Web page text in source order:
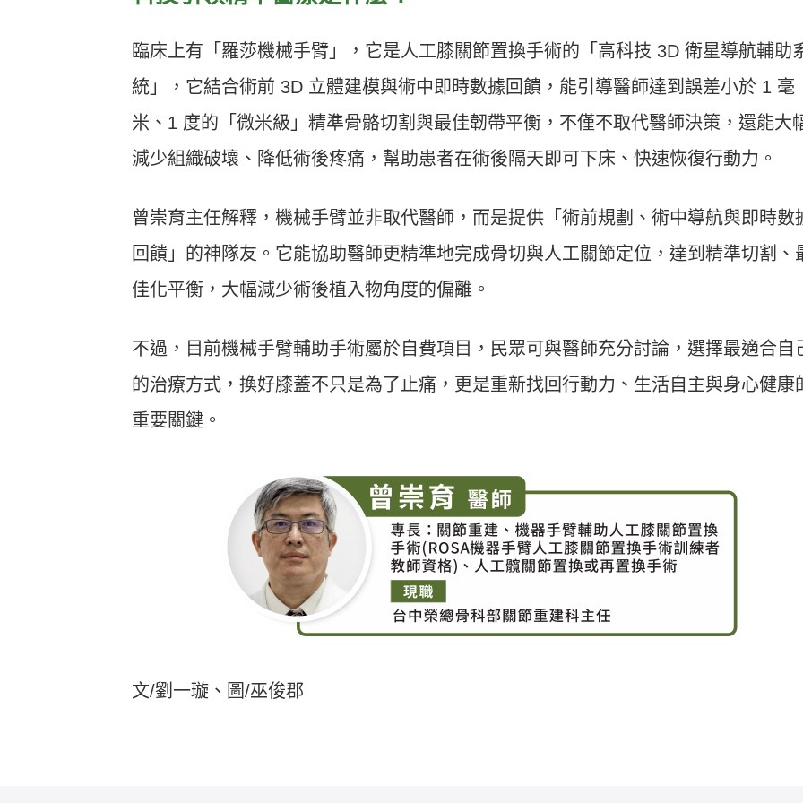
臨床上有「羅莎機械手臂」，它是人工膝關節置換手術的「高科技 3D 衛星導航輔助
統」，它結合術前 3D 立體建模與術中即時數據回饋，能引導醫師達到誤差小於 1 毫
米、1 度的「微米級」精準骨骼切割與最佳韌帶平衡，不僅不取代醫師決策，還能大
減少組織破壞、降低術後疼痛，幫助患者在術後隔天即可下床、快速恢復行動力。
曾崇育主任解釋，機械手臂並非取代醫師，而是提供「術前規劃、術中導航與即時數
回饋」的神隊友。它能協助醫師更精準地完成骨切與人工關節定位，達到精準切割、
佳化平衡，大幅減少術後植入物角度的偏離。
不過，目前機械手臂輔助手術屬於自費項目，民眾可與醫師充分討論，選擇最適合自
的治療方式，換好膝蓋不只是為了止痛，更是重新找回行動力、生活自主與身心健康
重要關鍵。
文/劉一璇、圖/巫俊郡